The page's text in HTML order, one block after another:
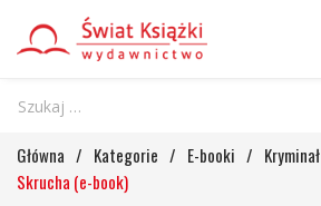
Główna / Kategorie / E-booki /
Skrucha (e-book)